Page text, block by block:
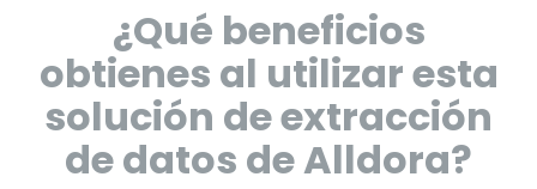
¿Qué beneficios
obtienes al utilizar esta
solución de extracción
de datos de Alldora?